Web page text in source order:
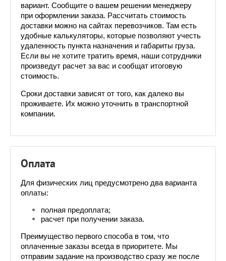
вариант. Сообщите о вашем решении менеджеру
при оформлении заказа. Рассчитать стоимость
доставки можно на сайтах перевозчиков. Там есть
удобные калькуляторы, которые позволяют учесть
удаленность пункта назначения и габариты груза.
Если вы не хотите тратить время, наши сотрудники
произведут расчет за вас и сообщат итоговую
стоимость.
Сроки доставки зависят от того, как далеко вы
проживаете. Их можно уточнить в транспортной
компании.
Оплата
Для физических лиц предусмотрено два варианта
оплаты:
полная предоплата;
расчет при получении заказа.
Преимущество первого способа в том, что
оплаченные заказы всегда в приоритете. Мы
отправим задание на производство сразу же после